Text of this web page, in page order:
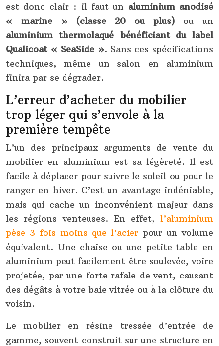
est donc clair : il faut un aluminium anodisé
« marine » (classe 20 ou plus) ou un
aluminium thermolaqué bénéficiant du label
Qualicoat « SeaSide ». Sans ces spécifications
techniques, même un salon en aluminium
finira par se dégrader.
L’erreur d’acheter du mobilier
trop léger qui s’envole à la
première tempête
L’un des principaux arguments de vente du
mobilier en aluminium est sa légèreté. Il est
facile à déplacer pour suivre le soleil ou pour le
ranger en hiver. C’est un avantage indéniable,
mais qui cache un inconvénient majeur dans
les régions venteuses. En effet, l’aluminium
pèse 3 fois moins que l’acier pour un volume
équivalent. Une chaise ou une petite table en
aluminium peut facilement être soulevée, voire
projetée, par une forte rafale de vent, causant
des dégâts à votre baie vitrée ou à la clôture du
voisin.
Le mobilier en résine tressée d’entrée de
gamme, souvent construit sur une structure en